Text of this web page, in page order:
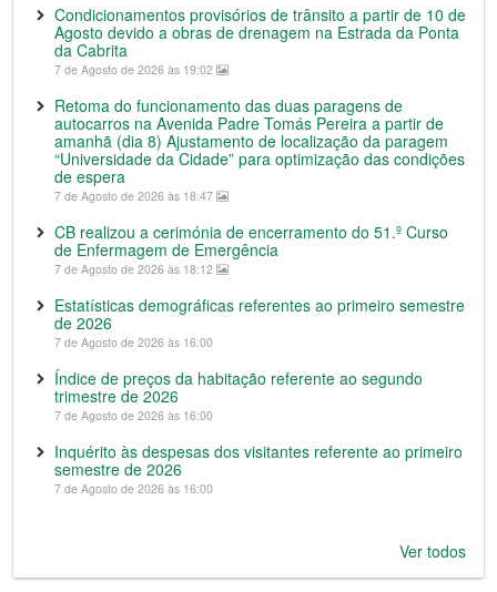
Condicionamentos provisórios de trânsito a partir de 10 de
Agosto devido a obras de drenagem na Estrada da Ponta
da Cabrita
7 de Agosto de 2026 às 19:02
Retoma do funcionamento das duas paragens de
autocarros na Avenida Padre Tomás Pereira a partir de
amanhã (dia 8) Ajustamento de localização da paragem
“Universidade da Cidade” para optimização das condições
de espera
7 de Agosto de 2026 às 18:47
CB realizou a cerimónia de encerramento do 51.º Curso
de Enfermagem de Emergência
7 de Agosto de 2026 às 18:12
Estatísticas demográficas referentes ao primeiro semestre
de 2026
7 de Agosto de 2026 às 16:00
Índice de preços da habitação referente ao segundo
trimestre de 2026
7 de Agosto de 2026 às 16:00
Inquérito às despesas dos visitantes referente ao primeiro
semestre de 2026
7 de Agosto de 2026 às 16:00
Ver todos